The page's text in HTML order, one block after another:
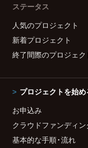
ステータス
人気のプロジェクト
新着プロジェクト
終了間際のプロジェク
プロジェクトを始め
お申込み
クラウドファンディ
基本的な手順・流れ